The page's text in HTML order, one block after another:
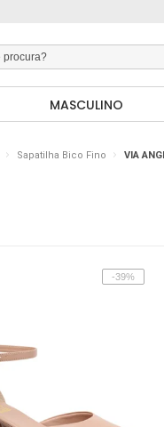
MASCULINO
Sapatilha Bico Fino VIA
-39%